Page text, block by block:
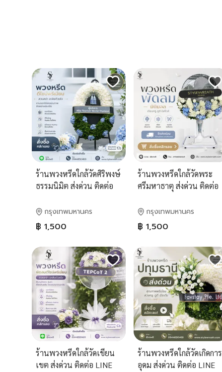
ร้านพวงหรีดใกล้วัดศิริพงษ์
ธรรมนิมิต ส่งด่วน ติดต่อ
กรุงเทพมหานคร
฿ 1,500
ร้านพวงหรีดใกล้วัดพระ
ศรีมหาธาตุ ส่งด่วน ติดต่อ
กรุงเทพมหานคร
฿ 1,500
ร้านพวงหรีดใกล้วัดเขียน
เขต ส่งด่วน ติดต่อ LINE
ร้านพวงหรีดใกล้วัดเกิดการ
อุดม ส่งด่วน ติดต่อ LINE